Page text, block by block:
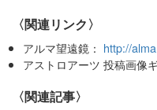
〈関連リンク〉
アルマ望遠鏡： http://
アストロアーツ 投稿画像
関連記事